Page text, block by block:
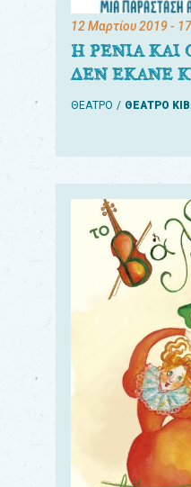
12 Μαρτίου 2019-
Η ΡΕΝΙΑ
ΔΕΝ ΕΚΑΝΕ
ΘΕΑΤΡΟ ΘΕΑΤΡΟ